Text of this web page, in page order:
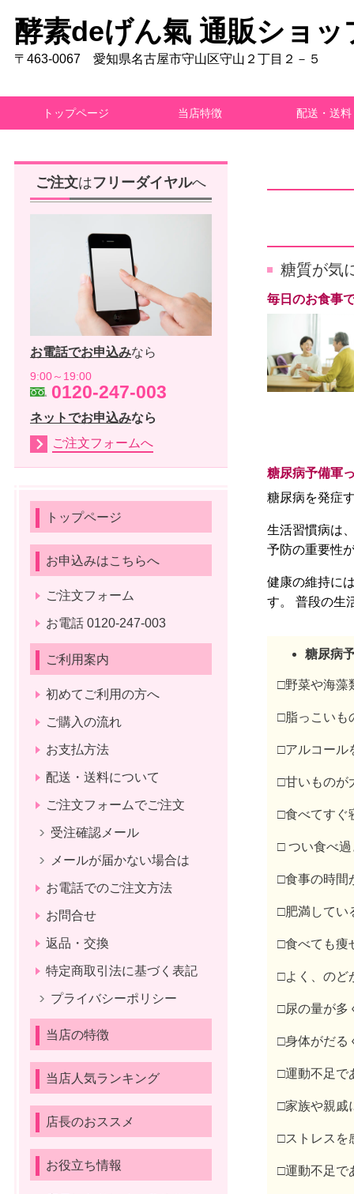
酵素deげん氣 通販ショッ
〒463-0067 愛知県名古屋市守山区守山２丁目２－５
トップページ 当店特徴 配送・送料
糖質が気
毎日のお食事
糖尿病予備軍
糖尿病を発症
生活習慣病は
予防の重要性
健康の維持に
す。 普段の生
糖尿病
□野菜や海藻
□脂っこいも
□アルコール
□甘いものが
□食べてすぐ
□ つい食べ
□食事の時間
□肥満してい
□食べても痩
□よく、のど
□尿の量が多
□身体がだる
□運動不足で
□家族や親戚
□ストレスを
□運動不足で
ご注文はフリーダイヤルへ
お電話でお申込みなら
9:00～19:00
0120-247-003
ネットでお申込みなら
ご注文フォームへ
トップページ
お申込みはこちらへ
ご注文フォーム
お電話 0120-247-003
ご利用案内
初めてご利用の方へ
ご購入の流れ
お支払方法
配送・送料について
ご注文フォームでご注文
受注確認メール
メールが届かない場合は
お電話でのご注文方法
お問合せ
返品・交換
特定商取引法に基づく表記
プライバシーポリシー
当店の特徴
当店人気ランキング
店長のおススメ
お役立ち情報